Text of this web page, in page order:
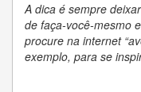
A dica é sempre
de faça-você-mesmo
procure na internet
exemplo, para se